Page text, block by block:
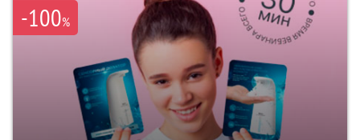
-100%